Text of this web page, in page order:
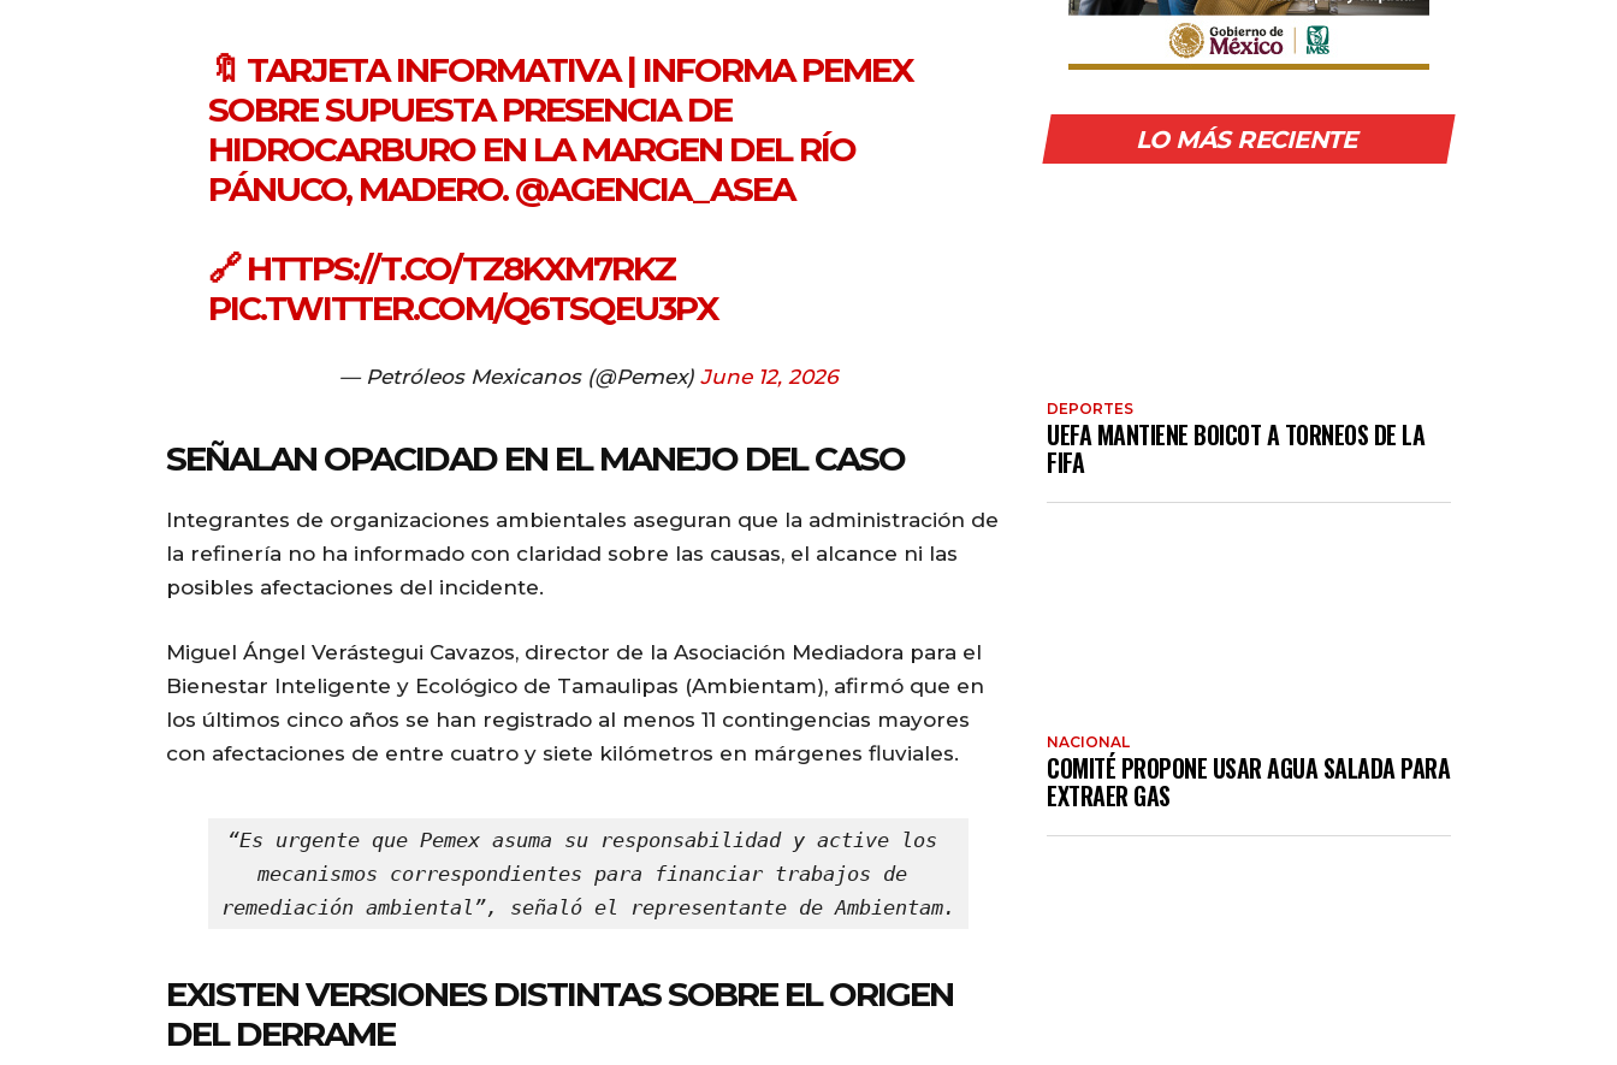
🔖 TARJETA INFORMATIVA | INFORMA PEMEX
SOBRE SUPUESTA PRESENCIA DE
HIDROCARBURO EN LA MARGEN DEL RÍO
PÁNUCO, MADERO.@AGENCIA_ASEA
🔗HTTPS://T.CO/TZ8KXM7RKZ
PIC.TWITTER.COM/Q6TSQEU3PX
— Petróleos Mexicanos (@Pemex) June 12, 2026
SEÑALAN OPACIDAD EN EL MANEJO DEL CASO
Integrantes de organizaciones ambientales aseguran que la administración de
la refinería no ha informado con claridad sobre las causas, el alcance ni las
posibles afectaciones del incidente.
Miguel Ángel Verástegui Cavazos, director de la Asociación Mediadora para el
Bienestar Inteligente y Ecológico de Tamaulipas (Ambientam), afirmó que en
los últimos cinco años se han registrado al menos 11 contingencias mayores
con afectaciones de entre cuatro y siete kilómetros en márgenes fluviales.
“Es urgente que Pemex asuma su responsabilidad y active los
mecanismos correspondientes para financiar trabajos de
remediación ambiental”, señaló el representante de Ambientam.
EXISTEN VERSIONES DISTINTAS SOBRE EL ORIGEN
DEL DERRAME
LO MÁS RECIENTE
DEPORTES
UEFA MANTIENE BOICOT A TORNEOS DE LA
FIFA
NACIONAL
COMITÉ PROPONE USAR AGUA SALADA PARA
EXTRAER GAS